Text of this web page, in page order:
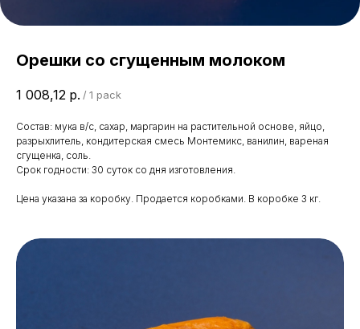
Орешки со сгущенным молоком
1 008,12 р. / 1 pack
Состав: мука в/с, сахар, маргарин на растительной основе, яйцо,
разрыхлитель, кондитерская смесь Монтемикс, ванилин, вареная
сгущенка, соль.
Срок годности: 30 суток со дня изготовления.
Цена указана за коробку. Продается коробками. В коробке 3 кг.